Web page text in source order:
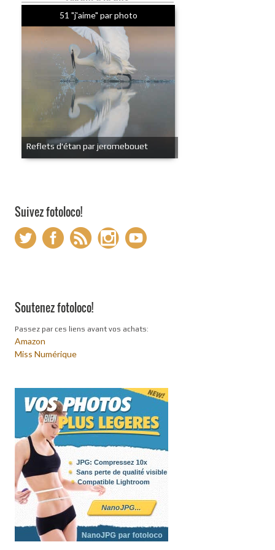
51 "j'aime" par photo
Reflets d'étan par jeromebouet
Suivez fotoloco!
Soutenez fotoloco!
Passez par ces liens avant vos achats:
Amazon
Miss Numérique